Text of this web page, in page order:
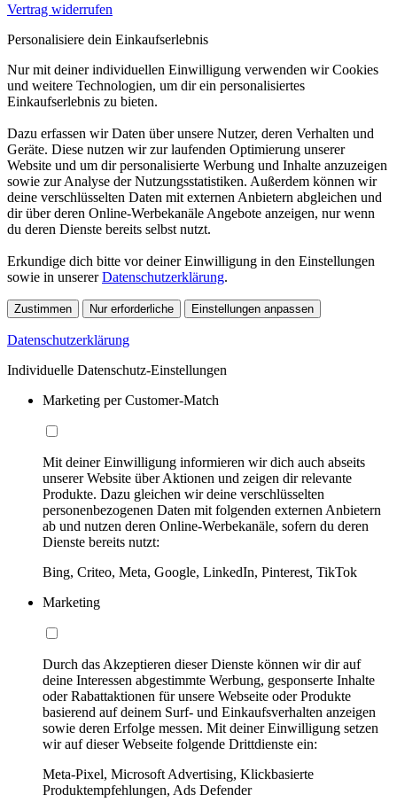
Vertrag widerrufen
Personalisiere dein Einkaufserlebnis
Nur mit deiner individuellen Einwilligung verwenden wir Cookies
und weitere Technologien, um dir ein personalisiertes
Einkaufserlebnis zu bieten.
Dazu erfassen wir Daten über unsere Nutzer, deren Verhalten und
Geräte. Diese nutzen wir zur laufenden Optimierung unserer
Website und um dir personalisierte Werbung und Inhalte anzuzeigen
sowie zur Analyse der Nutzungsstatistiken. Außerdem können wir
deine verschlüsselten Daten mit externen Anbietern abgleichen und
dir über deren Online-Werbekanäle Angebote anzeigen, nur wenn
du deren Dienste bereits selbst nutzt.
Erkundige dich bitte vor deiner Einwilligung in den Einstellungen
sowie in unsererDatenschutzerklärung.
Zustimmen Nur erforderliche Einstellungen anpassen
Datenschutzerklärung
Individuelle Datenschutz-Einstellungen
Marketing per Customer-Match
Mit deiner Einwilligung informieren wir dich auch abseits
unserer Website über Aktionen und zeigen dir relevante
Produkte. Dazu gleichen wir deine verschlüsselten
personenbezogenen Daten mit folgenden externen Anbietern
ab und nutzen deren Online-Werbekanäle, sofern du deren
Dienste bereits nutzt:
Bing, Criteo, Meta, Google, LinkedIn, Pinterest, TikTok
Marketing
Durch das Akzeptieren dieser Dienste können wir dir auf
deine Interessen abgestimmte Werbung, gesponserte Inhalte
oder Rabattaktionen für unsere Webseite oder Produkte
basierend auf deinem Surf- und Einkaufsverhalten anzeigen
sowie deren Erfolge messen. Mit deiner Einwilligung setzen
wir auf dieser Webseite folgende Drittdienste ein:
Meta-Pixel, Microsoft Advertising, Klickbasierte
Produktempfehlungen, Ads Defender